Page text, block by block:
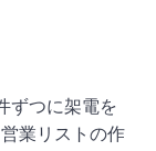
ずつに架電を
業リストの作